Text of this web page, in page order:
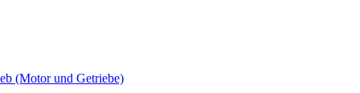
(Motor und Getriebe)